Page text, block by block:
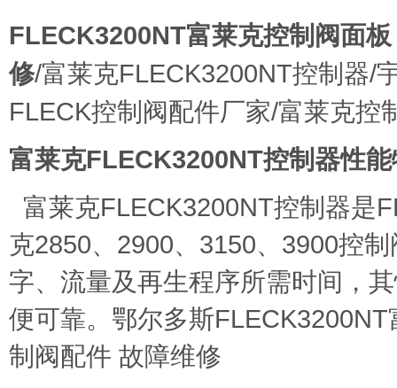
FLECK3200NT富莱克控制阀面
修/富莱克FLECK3200NT控制器/
FLECK控制阀配件厂家/富莱克控
富莱克FLECK3200NT控制器性
富莱克FLECK3200NT控制器是
克2850、2900、3150、3900控
字、流量及再生程序所需时间，
便可靠。鄂尔多斯
制阀配件 故障维修